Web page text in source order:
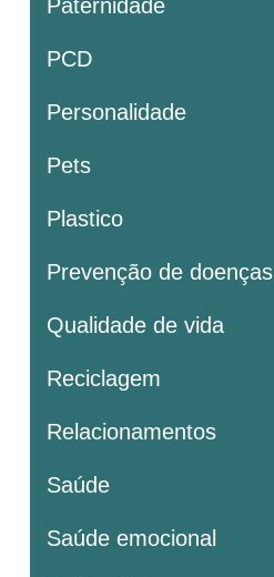
Paternidade
PCD
Personalidade
Pets
Plastico
Prevenção de doenças
Qualidade de vida
Reciclagem
Relacionamentos
Saúde
Saúde emocional